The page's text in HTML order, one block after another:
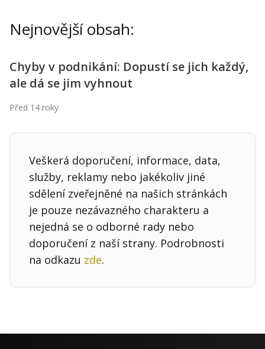
Inzerce
Přihlášení
Kontakt
Obchodní podmínky
Hledaná fráze Hledat
Nejnovější obsah:
Chyby v podnikání: Dopustí se jich každý,
ale dá se jim vyhnout
Před 14 roky
Veškerá doporučení, informace, data,
služby, reklamy nebo jakékoliv jiné
sdělení zveřejněné na našich stránkách
je pouze nezávazného charakteru a
nejedná se o odborné rady nebo
doporučení z naší strany. Podrobnosti
na odkazu zde.